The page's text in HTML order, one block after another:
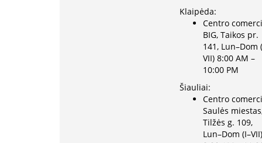
Klaipėda:
Centro
BIG, Taikos pr.
141, Lun–Dom
VII) 8:00 AM –
10:00 PM
Šiauliai:
Centro
Saulės
Tilžės g. 109,
Lun–Dom (I–VII)